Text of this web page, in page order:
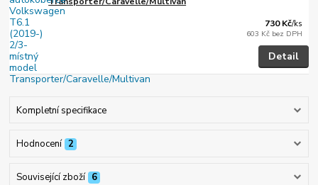
730 Kč/ks
603 Kč bez DPH
Detail
Kompletní specifikace
Hodnocení 2
Související zboží 6